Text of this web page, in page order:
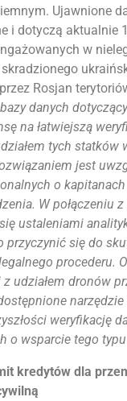
Ujawnione
i dotyczą aktualnie
w
Rosjan
danych
na łatwiejszą
tych statków
jest
o
W połączeniu
ustaleniami
przyczynić się do
procederu.
z udziałem dronów
weryfikację
o wsparcie tego
kredytów dla